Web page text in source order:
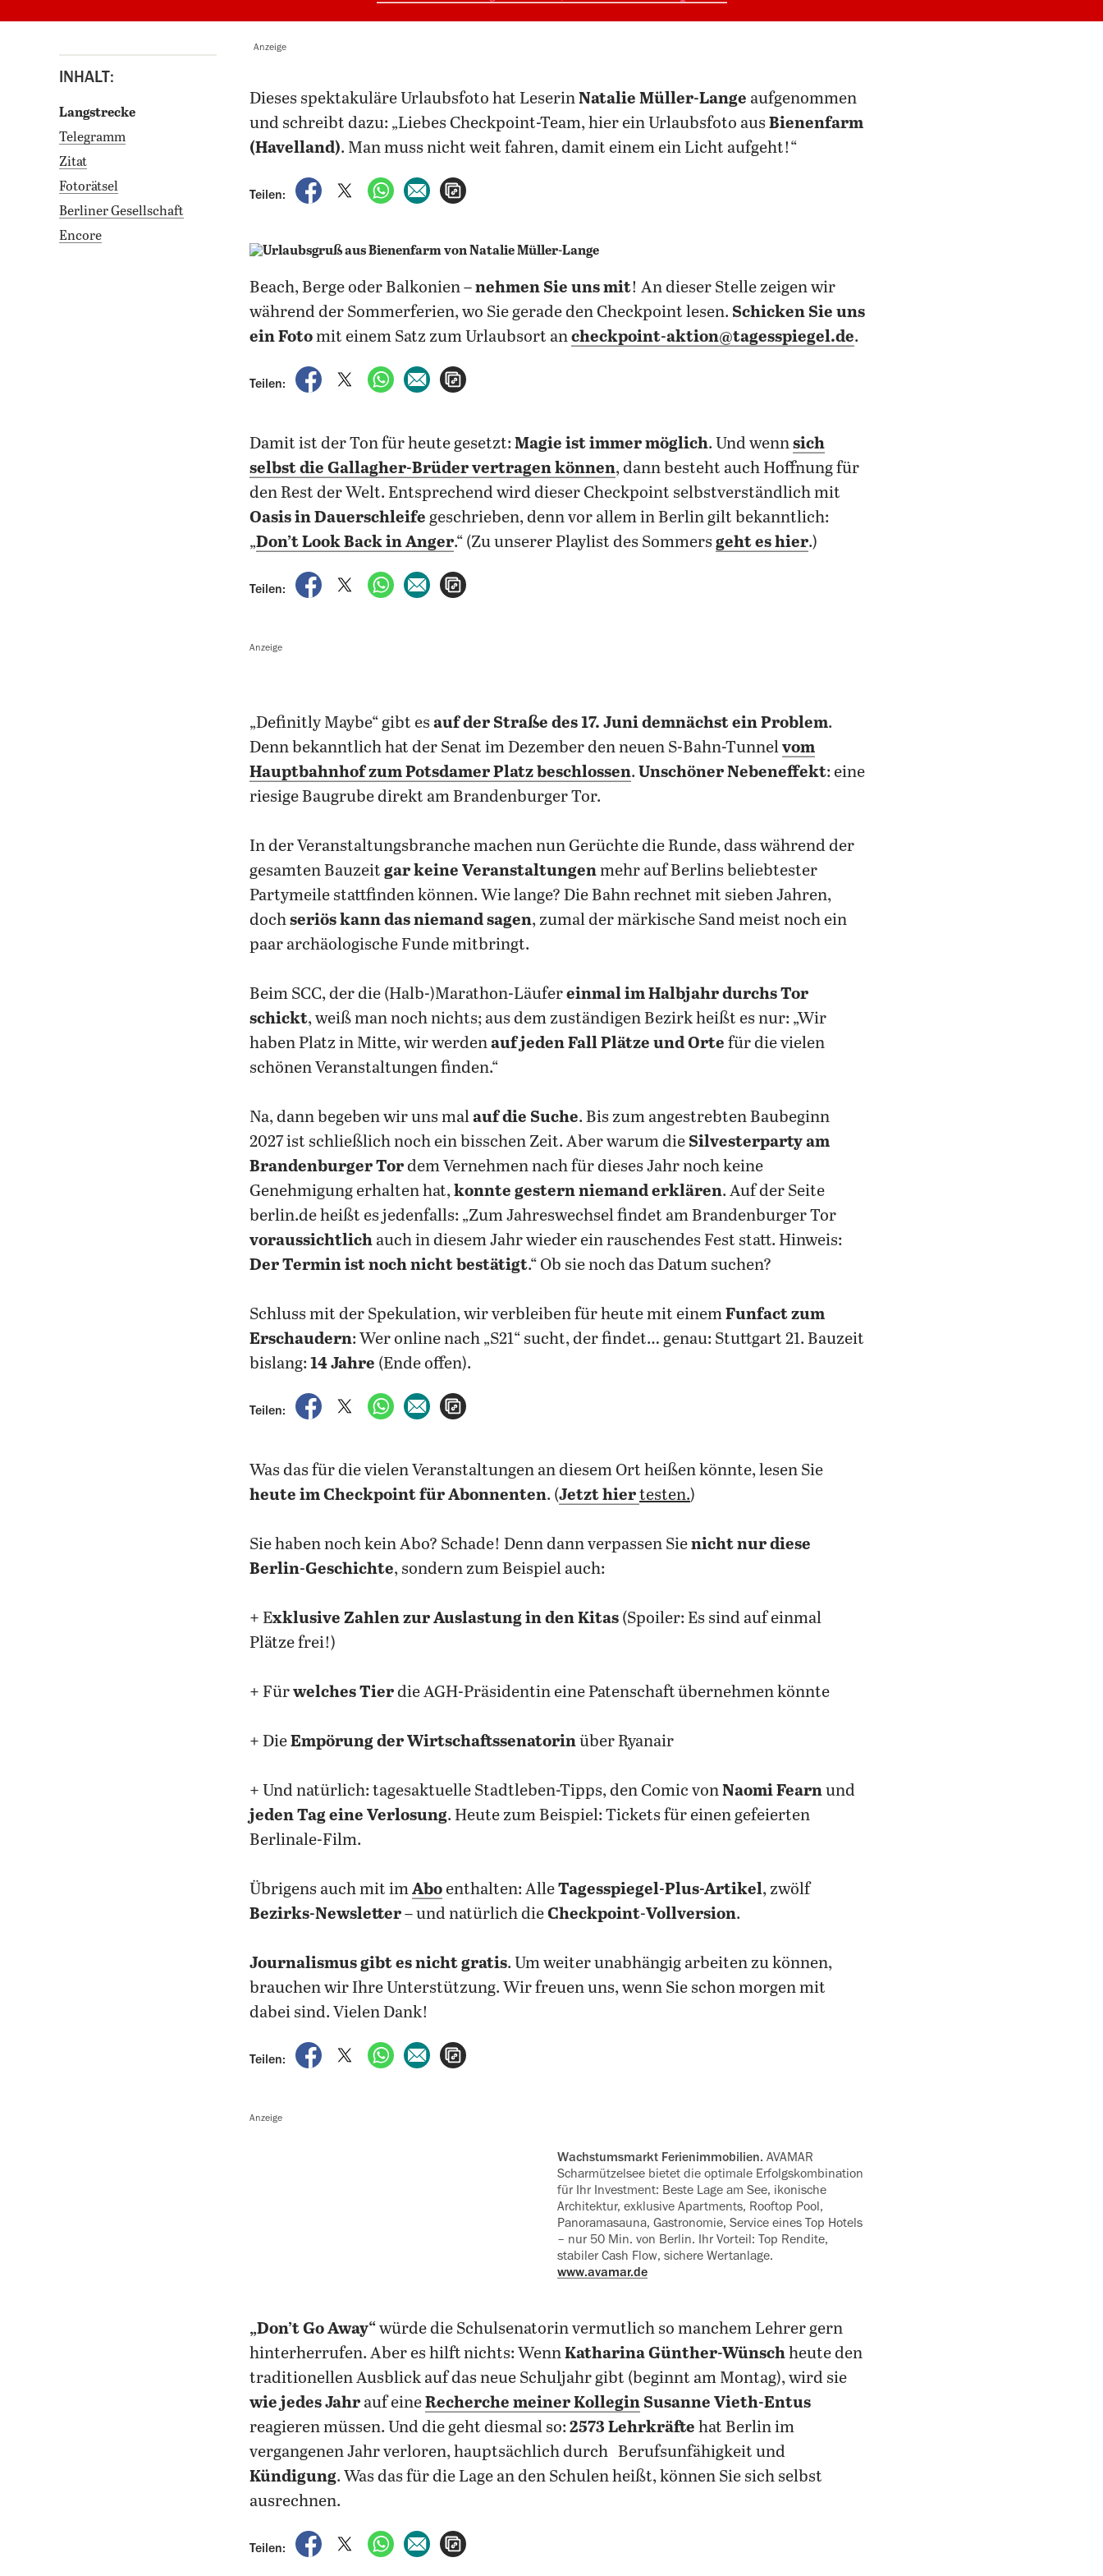
INHALT:
Langstrecke
Telegramm
Zitat
Fotorätsel
Berliner Gesellschaft
Encore
Anzeige
dieses spektakuläre Urlaubsfoto hat LeserinNatalie Müller-Lange aufgenommen
und schreibt dazu: „Liebes Checkpoint-Team, hier ein Urlaubsfoto ausBienenfarm
(Havelland). Man muss nicht weit fahren, damit einem ein Licht aufgeht!“
Teilen:
auf Facebook teilen
auf X teilenper WhatsApp teilen
per E-Mail teilen
Beach, Berge oder Balkonien –nehmen Sie uns mit! An dieser Stelle zeigen wir
während der Sommerferien, wo Sie gerade den Checkpoint lesen. Schicken Sie uns
ein Fotomit einem Satz zum Urlaubsort ancheckpoint-aktion@tagesspiegel.de.
Teilen:
auf Facebook teilen
auf X teilenper WhatsApp teilen
per E-Mail teilen
Damit ist der Ton für heute gesetzt:Magie ist immer möglich. Und wennsich
selbst die Gallagher-Brüder vertragen können, dann besteht auch Hoffnung für
den Rest der Welt. Entsprechend wird dieser Checkpoint selbstverständlich mit
Oasis in Dauerschleife geschrieben, denn vor allem in Berlin gilt bekanntlich:
„Don’t Look Back in Anger.“ (Zu unserer Playlist des Sommersgeht es hier.)
Teilen:
auf Facebook teilen
auf X teilenper WhatsApp teilen
per E-Mail teilen
Anzeige
„Definitly Maybe“ gibt esauf der Straße des 17. Juni demnächst ein Problem.
Denn bekanntlich hat der Senat im Dezember den neuen S-Bahn-Tunnelvom
Hauptbahnhof zum Potsdamer Platz beschlossen. Unschöner Nebeneffekt: eine
riesige Baugrube direkt am Brandenburger Tor.
In der Veranstaltungsbranche machen nun Gerüchte die Runde, dass während der
gesamten Bauzeit gar keine Veranstaltungenmehr auf Berlins beliebtester
Partymeile stattfinden können. Wie lange? Die Bahn rechnet mit sieben Jahren,
dochseriös kann das niemand sagen, zumal der märkische Sand meist noch ein
paar archäologische Funde mitbringt.
Beim SCC, der die (Halb-)Marathon-Läufereinmal im Halbjahr durchs Tor
schickt, weiß man noch nichts; aus dem zuständigen Bezirk heißt es nur: „Wir
haben Platz in Mitte, wir werdenauf jeden Fall Plätze und Orte für die vielen
schönen Veranstaltungen finden.“
Na, dann begeben wir uns malauf die Suche. Bis zum angestrebten Baubeginn
2027 ist schließlich noch ein bisschen Zeit. Aber warum die Silvesterparty am
Brandenburger Tordem Vernehmen nach für dieses Jahr noch keine
Genehmigung erhalten hat,konnte gestern niemand erklären. Auf der Seite
berlin.de heißt es jedenfalls: „Zum Jahreswechsel findet am Brandenburger Tor
voraussichtlich auch in diesem Jahr wieder ein rauschendes Fest statt. Hinweis:
Der Termin ist noch nicht bestätigt.“ Ob sie noch das Datum suchen?
Schluss mit der Spekulation, wir verbleiben für heute mit einemFunfact zum
Erschaudern: Wer online nach „S21“ sucht, der findet… genau: Stuttgart 21. Bauzeit
bislang:14 Jahre (Ende offen).
Teilen:
auf Facebook teilen
auf X teilenper WhatsApp teilen
per E-Mail teilen
Was das für die vielen Veranstaltungen an diesem Ort heißen könnte, lesen Sie
heute im Checkpoint für Abonnenten. (Jetzt hiertesten.)
Sie haben noch kein Abo? Schade! Denn dann verpassen Sienicht nur diese
Berlin-Geschichte, sondern zum Beispiel auch:
+ Exklusive Zahlen zur Auslastung in den Kitas (Spoiler: Es sind auf einmal
Plätze frei!)
+ Fürwelches Tierdie AGH-Präsidentin eine Patenschaft übernehmen könnte
+ DieEmpörung der Wirtschaftssenatorinüber Ryanair
+ Und natürlich: tagesaktuelle Stadtleben-Tipps, den Comic vonNaomi Fearnund
jeden Tag eine Verlosung. Heute zum Beispiel: Tickets für einen gefeierten
Berlinale-Film.
Übrigens auch mit imAboenthalten: AlleTagesspiegel-Plus-Artikel, zwölf
Bezirks-Newsletter– und natürlich dieCheckpoint-Vollversion.
Journalismus gibt es nicht gratis. Um weiter unabhängig arbeiten zu können,
brauchen wir Ihre Unterstützung. Wir freuen uns, wenn Sie schon morgen mit
dabei sind. Vielen Dank!
Teilen:
auf Facebook teilen
auf X teilenper WhatsApp teilen
per E-Mail teilen
Anzeige
Wachstumsmarkt Ferienimmobilien. AVAMAR
Scharmützelsee bietet die optimale Erfolgs­kombination
für Ihr In‍vestment: Beste Lage am See, ‍ikonische
Architektur, exklusive Apartments, Rooftop Pool,
Panorama­sauna, Gas‍tro­nomie, Service eines Top Hotels
– nur 50 Min. von Berlin. Ihr Vorteil: Top Rendite,
stabiler Cash Flow, sichere Wertanlage.
www.avamar.de
„Don’t Go Away“würde die Schulsenatorin vermutlich so manchem Lehrer gern
hinterherrufen. Aber es hilft nichts: WennKatharina Günther-Wünschheute den
traditionellen Ausblick auf das neue Schuljahr gibt (beginnt am Montag), wird sie
wie jedes Jahr auf eineRecherche meiner Kollegin Susanne Vieth-Entus
reagieren müssen. Und die geht diesmal so:2573 Lehrkräfte hat Berlin im
vergangenen Jahr verloren, hauptsächlich durch Berufsunfähigkeit und
Kündigung. Was das für die Lage an den Schulen heißt, können Sie sich selbst
ausrechnen.
Teilen:
auf Facebook teilen
auf X teilenper WhatsApp teilen
per E-Mail teilen